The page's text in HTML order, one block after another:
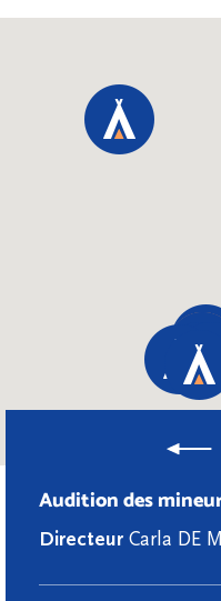
Audition des
Directeur Carla DE